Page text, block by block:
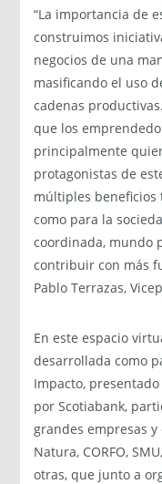
“La importancia de
construimos
negocios de una
masificando el uso
cadenas
que los
principalmente
protagonistas de
múltiples beneficios
como para la
coordinada, mundo
contribuir con más
Pablo Terrazas,
En este espacio
desarrollada como
Impacto,
por Scotiabank,
grandes empresas
Natura, CORFO,
otras, que junto a